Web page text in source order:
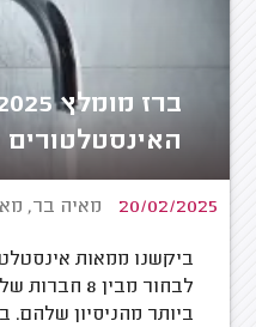
האינסטלטורים
20/02/2025 מאיה בר,
ביקשנו ממאות
לבחור מבין
ביותר מהניסיון